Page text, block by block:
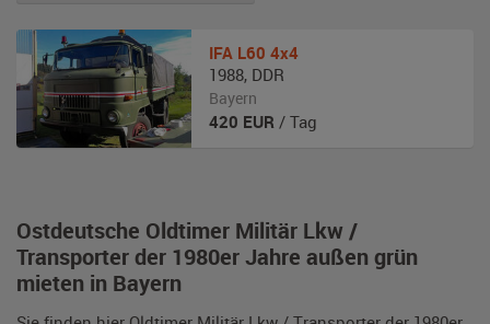
Ostdeutsche Oldtimer Militär Lkw /
Transporter der 1980er Jahre außen grün
mieten in Bayern
IFA L60 4x4
1988, DDR
Bayern
420 EUR / Tag